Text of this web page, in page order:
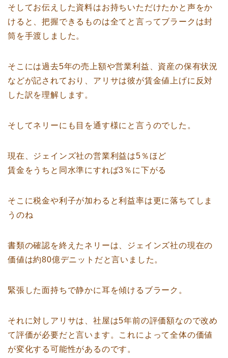
そしてお伝えした資料はお持ちいただけたかと声をか
けると、把握できるものは全てと言ってブラークは封
筒を手渡しました。
そこには過去5年の売上額や営業利益、資産の保有状況
などが記されており、アリサは彼が賃金値上げに反対
した訳を理解します。
そしてネリーにも目を通す様にと言うのでした。
現在、ジェインズ社の営業利益は5％ほど
賃金をうちと同水準にすれば3％に下がる
そこに税金や利子が加わると利益率は更に落ちてしま
うのね
書類の確認を終えたネリーは、ジェインズ社の現在の
価値は約80億デニットだと言いました。
緊張した面持ちで静かに耳を傾けるブラーク。
それに対しアリサは、社屋は5年前の評価額なので改め
て評価が必要だと言います。これによって全体の価値
が変化する可能性があるのです。